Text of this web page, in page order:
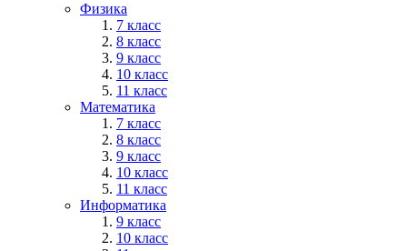
Физика
7 класс
8 класс
9 класс
10 класс
11 класс
Математика
7 класс
8 класс
9 класс
10 класс
11 класс
Информатика
9 класс
10 класс